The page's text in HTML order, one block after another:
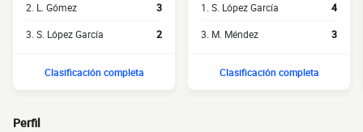
2. L. Gómez 3
3. S. López García 2
Clasificación completa
1. S. López García 4
3. M. Méndez 3
Clasificación completa
Perfil